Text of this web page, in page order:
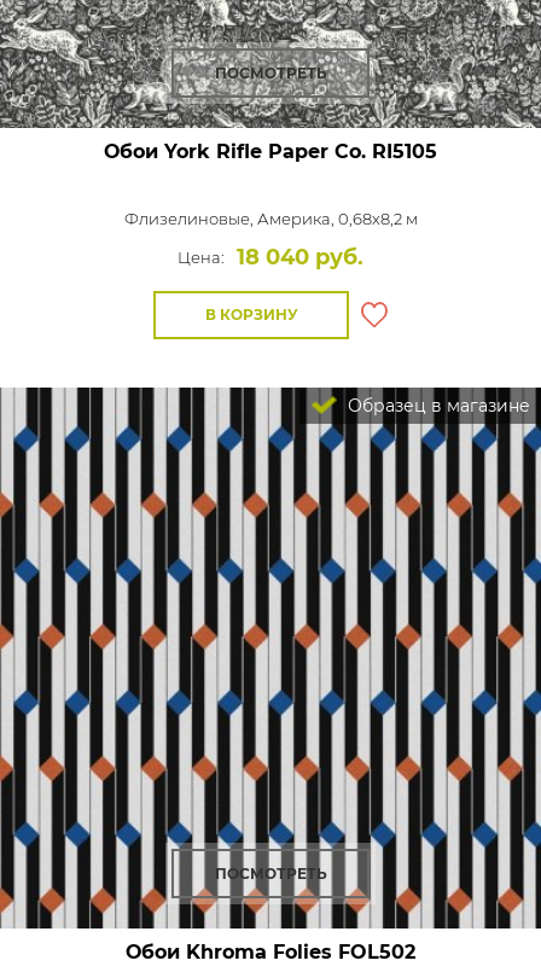
ПОСМОТРЕТЬ
Обои York Rifle Paper Co. RI5105
Флизелиновые, Америка, 0,68x8,2 м
Цена:
18 040 руб.
В КОРЗИНУ
Образец в магазине
ПОСМОТРЕТЬ
Обои Khroma Folies FOL502